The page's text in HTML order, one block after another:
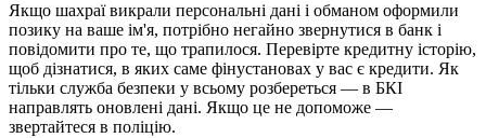
Якщо шахраї викрали персональні дані і обманом оформили
позику на ваше ім'я, потрібно негайно звернутися в банк і
повідомити про те, що трапилося. Перевірте кредитну історію,
щоб дізнатися, в яких саме фінустановах у вас є кредити. Як
тільки служба безпеки у всьому розбереться — в БКІ
направлять оновлені дані. Якщо це не допоможе —
звертайтеся в поліцію.